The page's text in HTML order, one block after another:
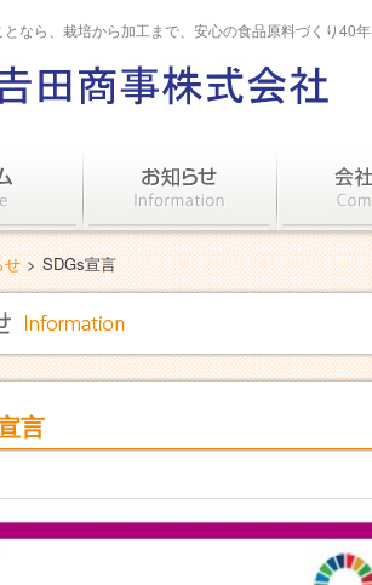
なら、栽培から加工まで、安心の食品原料づくり40年
せ > SDGs宣言
言